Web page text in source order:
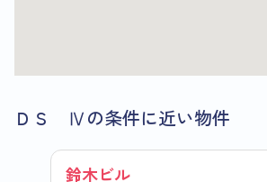
ＤＳ Ⅳの条件に近い物件
鈴木ビル